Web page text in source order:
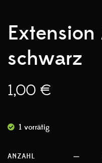
Extension
schwarz
1,00 €
1 vorrätig
ANZAHL